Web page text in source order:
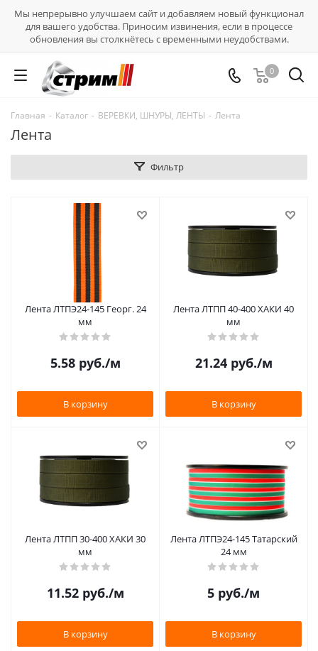
Мы непрерывно улучшаем сайт и добавляем новый функционал
для вашего удобства. Приносим извинения, если в процессе
обновления вы столкнётесь с временными неудобствами.
0
Главная - Каталог - ВЕРЕВКИ, ШНУРЫ, ЛЕНТЫ - Лента
Лента
Фильтр
Лента ЛТПЭ24-145 Георг. 24
мм
5.58руб./м
В корзину
Лента ЛТПП 40-400 ХАКИ 40
мм
21.24руб./м
В корзину
Лента ЛТПП 30-400 ХАКИ 30
мм
11.52руб./м
В корзину
Лента ЛТПЭ24-145 Татарский
24 мм
5 руб./м
В корзину